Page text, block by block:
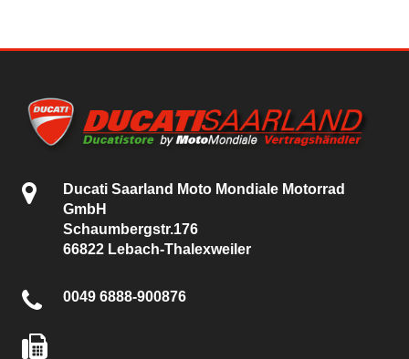
Ducati Saarland Moto Mondiale Motorrad
GmbH
Schaumbergstr.176
66822 Lebach-Thalexweiler
0049 6888-900876